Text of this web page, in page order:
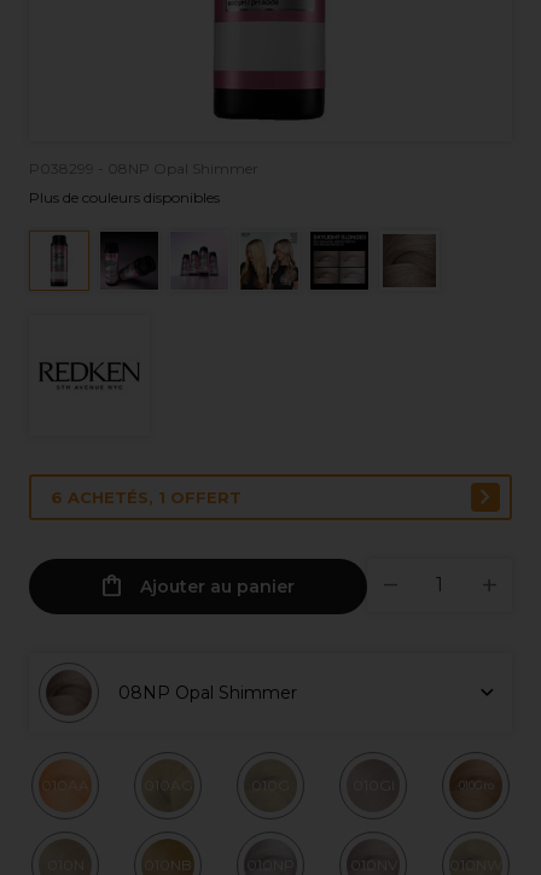
P038299 - 08NP Opal Shimmer
Plus de couleurs disponibles
6 ACHETÉS, 1 OFFERT
Ajouter au panier
08NP Opal Shimmer
010AA 010AG 010G 010GI 010Gro
010N 010NB 010NP 010NV 010NW